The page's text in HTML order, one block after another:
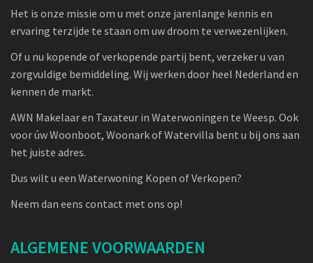
Het is onze missie om u met onze jarenlange kennis en
ervaring terzijde te staan om uw droom te verwezenlijken.
Of u nu kopende of verkopende partij bent, verzeker u van
zorgvuldige bemiddeling. Wij werken door heel Nederland en
kennen de markt.
AWN Makelaar en Taxateur in Waterwoningen te Weesp. Ook
voor úw Woonboot, Woonark of Watervilla bent u bij ons aan
het juiste adres.
Dus wilt u een Waterwoning Kopen of Verkopen?
Neem dan eens contact met ons op!
ALGEMENE VOORWAARDEN